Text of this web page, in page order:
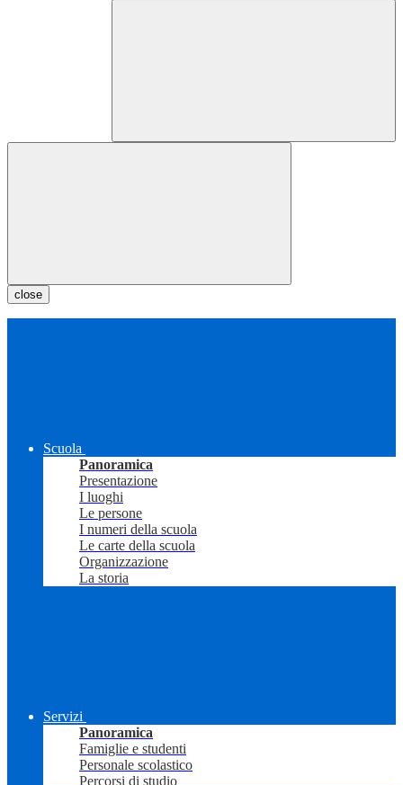
close
Scuola
Panoramica
Presentazione
I luoghi
Le persone
I numeri della scuola
Le carte della scuola
Organizzazione
La storia
Servizi
Panoramica
Famiglie e studenti
Personale scolastico
Percorsi di studio